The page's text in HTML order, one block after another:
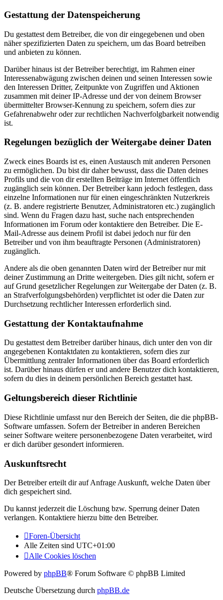
Gestattung der Datenspeicherung
Du gestattest dem Betreiber, die von dir eingegebenen und oben
näher spezifizierten Daten zu speichern, um das Board betreiben
und anbieten zu können.
Darüber hinaus ist der Betreiber berechtigt, im Rahmen einer
Interessenabwägung zwischen deinen und seinen Interessen sowie
den Interessen Dritter, Zeitpunkte von Zugriffen und Aktionen
zusammen mit deiner IP-Adresse und der von deinem Browser
übermittelter Browser-Kennung zu speichern, sofern dies zur
Gefahrenabwehr oder zur rechtlichen Nachverfolgbarkeit notwendig
ist.
Regelungen bezüglich der Weitergabe deiner Daten
Zweck eines Boards ist es, einen Austausch mit anderen Personen
zu ermöglichen. Du bist dir daher bewusst, dass die Daten deines
Profils und die von dir erstellten Beiträge im Internet öffentlich
zugänglich sein können. Der Betreiber kann jedoch festlegen, dass
einzelne Informationen nur für einen eingeschränkten Nutzerkreis
(z. B. andere registrierte Benutzer, Administratoren etc.) zugänglich
sind. Wenn du Fragen dazu hast, suche nach entsprechenden
Informationen im Forum oder kontaktiere den Betreiber. Die E-
Mail-Adresse aus deinem Profil ist dabei jedoch nur für den
Betreiber und von ihm beauftragte Personen (Administratoren)
zugänglich.
Andere als die oben genannten Daten wird der Betreiber nur mit
deiner Zustimmung an Dritte weitergeben. Dies gilt nicht, sofern er
auf Grund gesetzlicher Regelungen zur Weitergabe der Daten (z. B.
an Strafverfolgungsbehörden) verpflichtet ist oder die Daten zur
Durchsetzung rechtlicher Interessen erforderlich sind.
Gestattung der Kontaktaufnahme
Du gestattest dem Betreiber darüber hinaus, dich unter den von dir
angegebenen Kontaktdaten zu kontaktieren, sofern dies zur
Übermittlung zentraler Informationen über das Board erforderlich
ist. Darüber hinaus dürfen er und andere Benutzer dich kontaktieren,
sofern du dies in deinem persönlichen Bereich gestattet hast.
Geltungsbereich dieser Richtlinie
Diese Richtlinie umfasst nur den Bereich der Seiten, die die phpBB-
Software umfassen. Sofern der Betreiber in anderen Bereichen
seiner Software weitere personenbezogene Daten verarbeitet, wird
er dich darüber gesondert informieren.
Auskunftsrecht
Der Betreiber erteilt dir auf Anfrage Auskunft, welche Daten über
dich gespeichert sind.
Du kannst jederzeit die Löschung bzw. Sperrung deiner Daten
verlangen. Kontaktiere hierzu bitte den Betreiber.
Foren-Übersicht
Alle Zeiten sind UTC+01:00
Alle Cookies löschen
Powered by phpBB® Forum Software © phpBB Limited
Deutsche Übersetzung durch phpBB.de